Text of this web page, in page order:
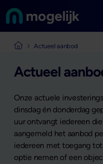
Naar de homepage van
Naar de homepage van
Actueel aanbod
Actueel
Onze actuele
dinsdag én donderdag
uur ontvangt iedereen
aangemeld het aanbod
iedereen met toegang
optie nemen of een